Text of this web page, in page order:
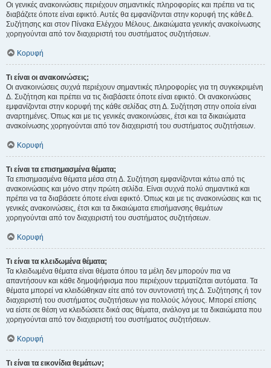
Οι γενικές ανακοινώσεις περιέχουν σημαντικές πληροφορίες και πρέπει να τις
διαβάζετε όποτε είναι εφικτό. Αυτές θα εμφανίζονται στην κορυφή της κάθε Δ.
Συζήτησης και στον Πίνακα Ελέγχου Μέλους. Δικαιώματα γενικής ανακοίνωσης
χορηγούνται από τον διαχειριστή του συστήματος συζητήσεων.
Κορυφή
Τι είναι οι ανακοινώσεις;
Οι ανακοινώσεις συχνά περιέχουν σημαντικές πληροφορίες για τη συγκεκριμένη
Δ. Συζήτηση και πρέπει να τις διαβάσετε όποτε είναι εφικτό. Οι ανακοινώσεις
εμφανίζονται στην κορυφή της κάθε σελίδας στη Δ. Συζήτηση στην οποία είναι
αναρτημένες. Όπως και με τις γενικές ανακοινώσεις, έτσι και τα δικαιώματα
ανακοίνωσης χορηγούνται από τον διαχειριστή του συστήματος συζητήσεων.
Κορυφή
Τι είναι τα επισημασμένα θέματα;
Τα επισημασμένα θέματα μέσα στη Δ. Συζήτηση εμφανίζονται κάτω από τις
ανακοινώσεις και μόνο στην πρώτη σελίδα. Είναι συχνά πολύ σημαντικά και
πρέπει να τα διαβάσετε όποτε είναι εφικτό. Όπως και με τις ανακοινώσεις και τις
γενικές ανακοινώσεις, έτσι και τα δικαιώματα επισήμανσης θεμάτων
χορηγούνται από τον διαχειριστή του συστήματος συζητήσεων.
Κορυφή
Τι είναι τα κλειδωμένα θέματα;
Τα κλειδωμένα θέματα είναι θέματα όπου τα μέλη δεν μπορούν πια να
απαντήσουν και κάθε δημοψήφισμα που περιέχουν τερματίζεται αυτόματα. Τα
θέματα μπορεί να κλειδώθηκαν είτε από τον συντονιστή της Δ. Συζήτησης ή τον
διαχειριστή του συστήματος συζητήσεων για πολλούς λόγους. Μπορεί επίσης
να είστε σε θέση να κλειδώσετε δικά σας θέματα, ανάλογα με τα δικαιώματα που
χορηγούνται από τον διαχειριστή του συστήματος συζητήσεων.
Κορυφή
Τι είναι τα εικονίδια θεμάτων;